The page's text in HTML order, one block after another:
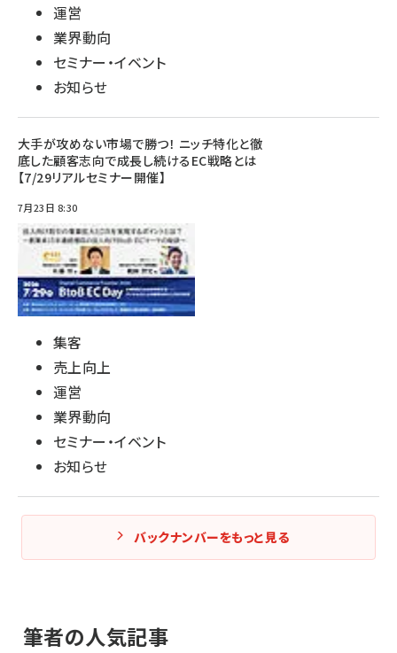
運営
業界動向
セミナー・イベント
お知らせ
大手が攻めない市場で勝つ！ ニッチ特化と徹
底した顧客志向で成長し続けるEC戦略とは
【7/29リアルセミナー開催】
7月23日 8:30
集客
売上向上
運営
業界動向
セミナー・イベント
お知らせ
バックナンバーをもっと見る
筆者の人気記事